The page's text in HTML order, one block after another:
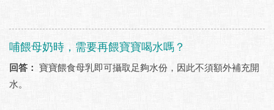
哺餵母奶時，需要再餵寶寶喝水嗎？
回答： 寶寶餵食母乳即可攝取足夠水份，因此不須額外補充開
水。